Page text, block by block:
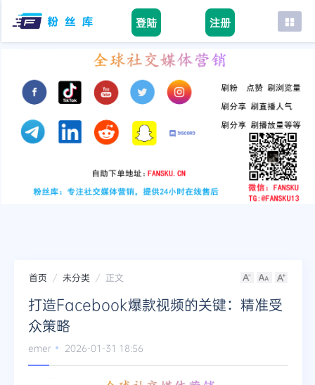
登陆 注册
首页
tiktok
youtube
instagram
首页 未分类 正文
打造Facebook爆款视频的关键：精准受
众策略
emer 2026-01-31 18:56